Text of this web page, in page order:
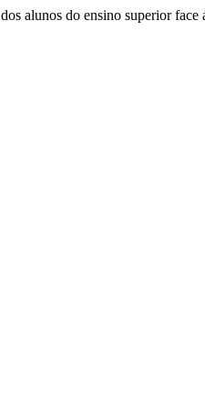
alunos do ensino superior face